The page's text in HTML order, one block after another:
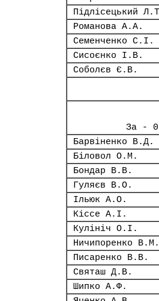
Підлісецький
Романова А.А.
Семенченко С.І.
Сисоєнко І.В.
Соболєв Є.В.
За - 0
Барвіненко В.Д.
Біловол О.М.
Бондар В.В.
Гуляєв В.О.
Ільюк А.О.
Кіссе А.І.
Кулініч О.І.
Ничипоренко В.М.
Писаренко В.В.
Святаш Д.В.
Шипко А.Ф.